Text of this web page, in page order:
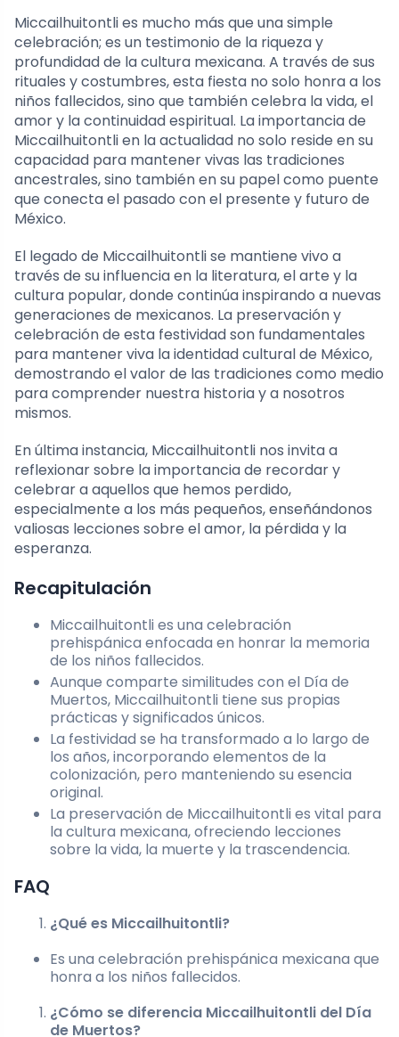
Miccailhuitontli es mucho más que una simple
celebración; es un testimonio de la riqueza y
profundidad de la cultura mexicana. A través de sus
rituales y costumbres, esta fiesta no solo honra a los
niños fallecidos, sino que también celebra la vida, el
amor y la continuidad espiritual. La importancia de
Miccailhuitontli en la actualidad no solo reside en su
capacidad para mantener vivas las tradiciones
ancestrales, sino también en su papel como puente
que conecta el pasado con el presente y futuro de
México.
El legado de Miccailhuitontli se mantiene vivo a
través de su influencia en la literatura, el arte y la
cultura popular, donde continúa inspirando a nuevas
generaciones de mexicanos. La preservación y
celebración de esta festividad son fundamentales
para mantener viva la identidad cultural de México,
demostrando el valor de las tradiciones como medio
para comprender nuestra historia y a nosotros
mismos.
En última instancia, Miccailhuitontli nos invita a
reflexionar sobre la importancia de recordar y
celebrar a aquellos que hemos perdido,
especialmente a los más pequeños, enseñándonos
valiosas lecciones sobre el amor, la pérdida y la
esperanza.
Recapitulación
Miccailhuitontli es una celebración
prehispánica enfocada en honrar la memoria
de los niños fallecidos.
Aunque comparte similitudes con el Día de
Muertos, Miccailhuitontli tiene sus propias
prácticas y significados únicos.
La festividad se ha transformado a lo largo de
los años, incorporando elementos de la
colonización, pero manteniendo su esencia
original.
La preservación de Miccailhuitontli es vital para
la cultura mexicana, ofreciendo lecciones
sobre la vida, la muerte y la trascendencia.
FAQ
¿Qué es Miccailhuitontli?
Es una celebración prehispánica mexicana que
honra a los niños fallecidos.
¿Cómo se diferencia Miccailhuitontli del Día
de Muertos?